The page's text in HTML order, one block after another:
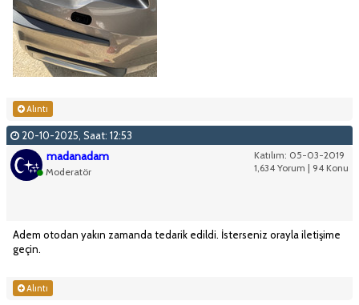
Alıntı
20-10-2025, Saat: 12:53
Katılım: 05-03-2019
1,634 Yorum | 94 Konu
madanadam
Moderatör
Adem otodan yakın zamanda tedarik edildi. İsterseniz orayla iletişime
geçin.
Alıntı